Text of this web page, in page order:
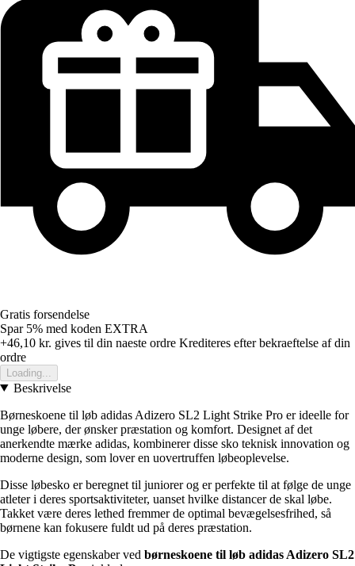
Gratis forsendelse
Spar 5% med koden EXTRA
+46,10 kr. gives til din naeste ordre Krediteres efter bekraeftelse af din
ordre
Loading...
Beskrivelse
Børneskoene til løb adidas Adizero SL2 Light Strike Pro er ideelle for
unge løbere, der ønsker præstation og komfort. Designet af det
anerkendte mærke adidas, kombinerer disse sko teknisk innovation og
moderne design, som lover en uovertruffen løbeoplevelse.
Disse løbesko er beregnet til juniorer og er perfekte til at følge de unge
atleter i deres sportsaktiviteter, uanset hvilke distancer de skal løbe.
Takket være deres lethed fremmer de optimal bevægelsesfrihed, så
børnene kan fokusere fuldt ud på deres præstation.
De vigtigste egenskaber ved børneskoene til løb adidas Adizero SL2